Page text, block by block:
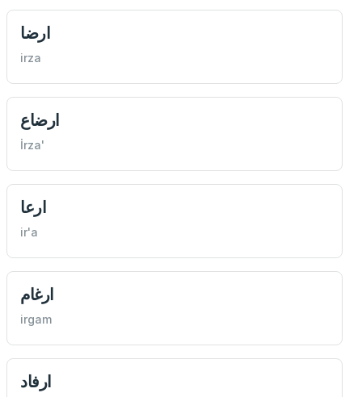
ارضا
irza
ارضاع
İrza'
ارعا
ir'a
ارغام
irgam
ارفاد